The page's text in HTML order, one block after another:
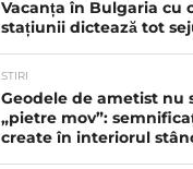
Vacanța în Bulgaria cu
stațiunii dictează tot
STIRI
Geodele de ametist nu
„pietre mov”:
create în interiorul